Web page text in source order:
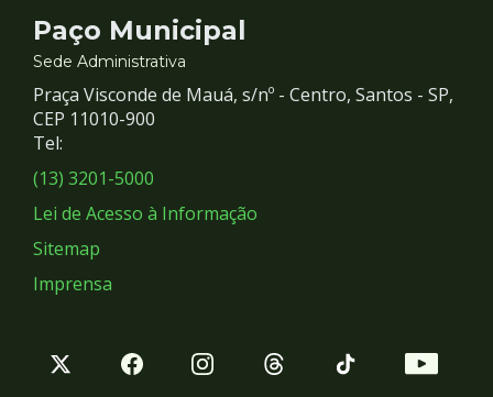
Contato
e
Redes
Sociais
Paço Municipal
Sede Administrativa
Praça Visconde de Mauá, s/nº - Centro, Santos - SP,
CEP 11010-900
Tel:
(13) 3201-5000
Lei de Acesso à Informação
Sitemap
Imprensa